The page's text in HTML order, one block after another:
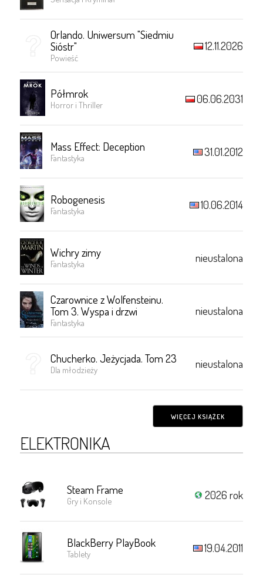
Orlando. Uniwersum "Siedmiu
Sióstr"
Powieść
12.11.2026
Półmrok
Horror i Thriller 06.06.2031
Mass Effect: Deception
Fantastyka 31.01.2012
Robogenesis
Fantastyka 10.06.2014
Wichry zimy
Fantastyka nieustalona
Czarownice z Wolfensteinu.
Tom 3. Wyspa i drzwi
Fantastyka
nieustalona
Chucherko. Jeżycjada. Tom 23
Dla młodzieży nieustalona
WIĘCEJ KSIĄŻEK
ELEKTRONIKA
Steam Frame
Gry i Konsole 2026 rok
BlackBerry PlayBook
Tablety 19.04.2011